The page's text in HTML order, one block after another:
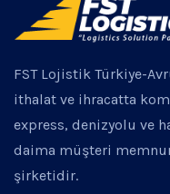
FST Lojistik Türkiye-
ithalat ve ihracatta
express, denizyolu ve
daima müşteri
şirketidir.